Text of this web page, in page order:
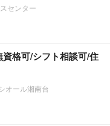
センター
資格可/シフト相談可/住
オール湘南台